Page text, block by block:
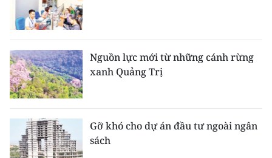
Nguồn lực mới từ những cánh rừng
xanh Quảng Trị
Gỡ khó cho dự án đầu tư ngoài ngân
sách